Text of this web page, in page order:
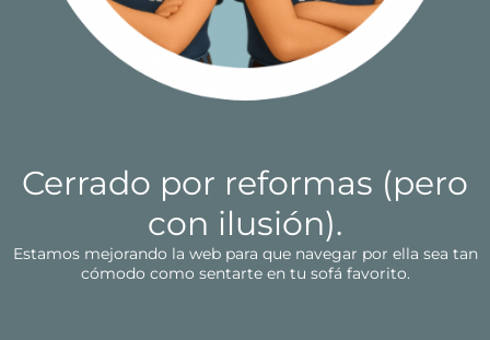
Cerrado por reformas (pero
con ilusión).
Estamos mejorando la web para que navegar por ella sea tan
cómodo como sentarte en tu sofá favorito.